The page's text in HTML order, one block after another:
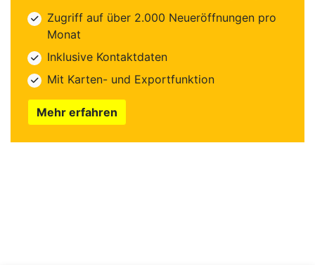
Zugriff auf über 2.000 Neueröffnungen pro
Monat
Inklusive Kontaktdaten
Mit Karten- und Exportfunktion
Mehr erfahren